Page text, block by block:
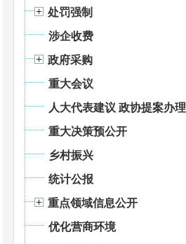
处罚强制
涉企收费
政府采购
重大会议
人大代表建议 政协提案办理
重大决策预公开
乡村振兴
统计公报
重点领域信息公开
优化营商环境